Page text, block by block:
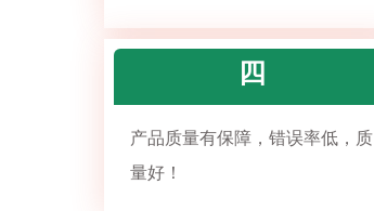
四
产品质量有保障，错误率低，质
量好！